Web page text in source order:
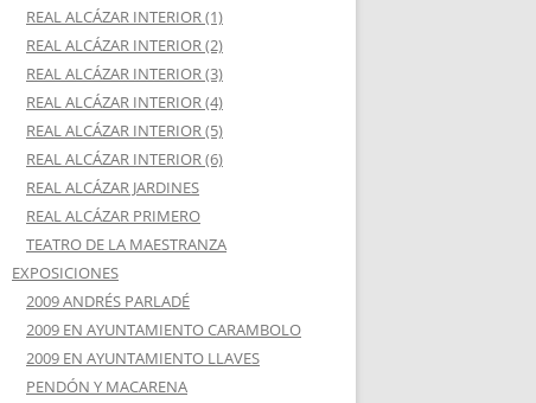
REAL ALCÁZAR INTERIOR (1)
REAL ALCÁZAR INTERIOR (2)
REAL ALCÁZAR INTERIOR (3)
REAL ALCÁZAR INTERIOR (4)
REAL ALCÁZAR INTERIOR (5)
REAL ALCÁZAR INTERIOR (6)
REAL ALCÁZAR JARDINES
REAL ALCÁZAR PRIMERO
TEATRO DE LA MAESTRANZA
EXPOSICIONES
2009 ANDRÉS PARLADÉ
2009 EN AYUNTAMIENTO CARAMBOLO
2009 EN AYUNTAMIENTO LLAVES
PENDÓN Y MACARENA